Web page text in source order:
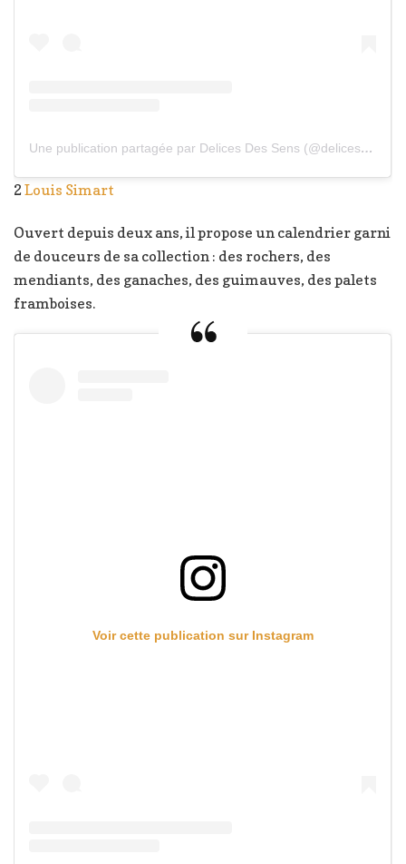
Une publication partagée par Delices Des Sens (@delices.des.sens)
2Louis Simart
Ouvert depuis deux ans, il propose un calendrier garni
de douceurs de sa collection : des rochers, des
mendiants, des ganaches, des guimauves, des palets
framboises.
Voir cette publication sur Instagram